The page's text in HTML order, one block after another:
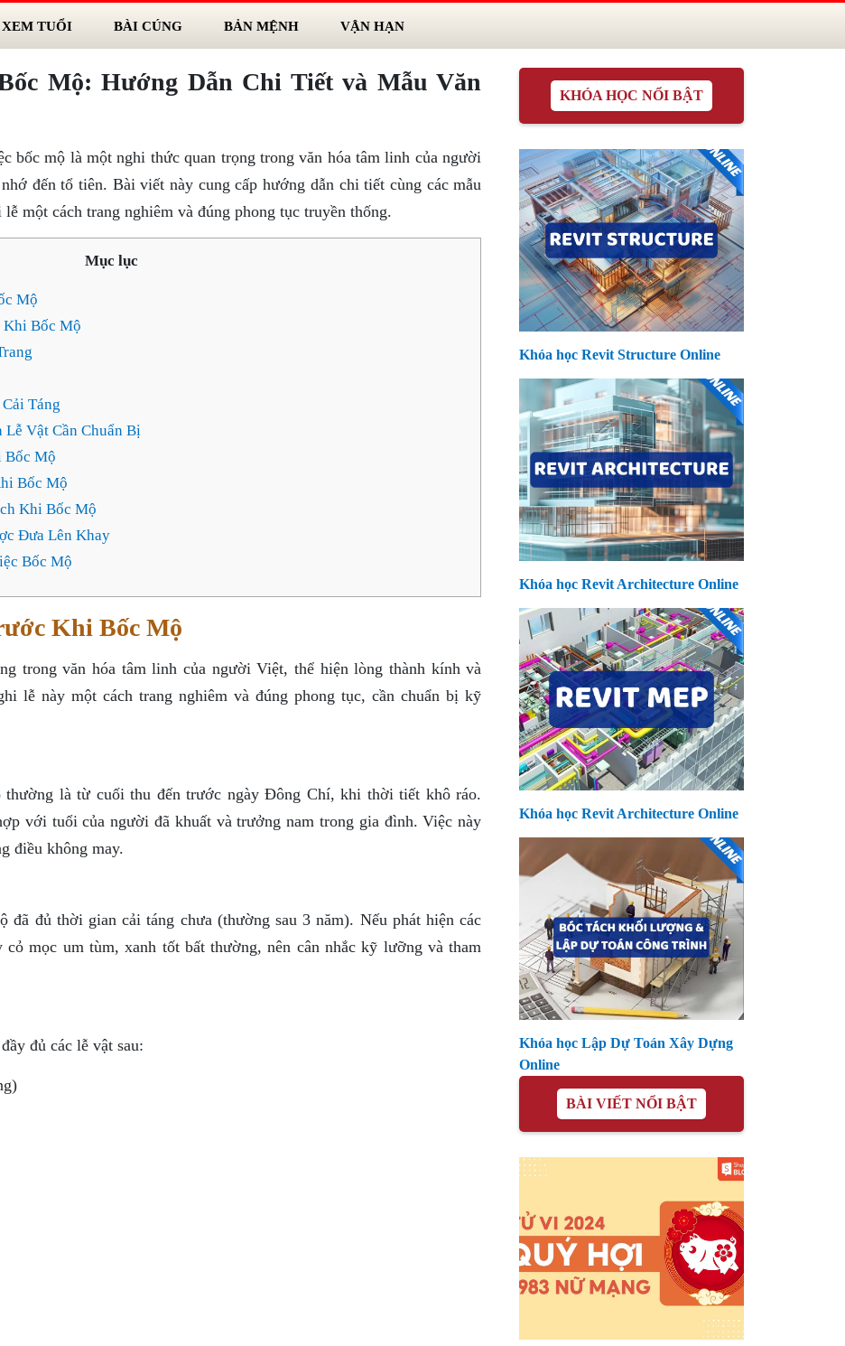
XEM TUỔI BÀI CÚNG BẢN MỆNH VẬN HẠN
Mộ: Hướng Dẫn Chi Tiết và Mẫu Văn
bốc mộ là một nghi thức quan trọng trong văn hóa tâm linh của người
đến tổ tiên. Bài viết này cung cấp hướng dẫn chi tiết cùng các mẫu
một cách trang nghiêm và đúng phong tục truyền thống.
Mục lục
Mộ
Khi Bốc Mộ
Táng
Vật Cần Chuẩn Bị
Bốc Mộ
Bốc Mộ
Khi Bốc Mộ
Đưa Lên Khay
Bốc Mộ
Khi Bốc Mộ
trong văn hóa tâm linh của người Việt, thể hiện lòng thành kính và
lễ này một cách trang nghiêm và đúng phong tục, cần chuẩn bị kỹ
thường là từ cuối thu đến trước ngày Đông Chí, khi thời tiết khô ráo.
với tuổi của người đã khuất và trưởng nam trong gia đình. Việc này
điều không may.
đã đủ thời gian cải táng chưa (thường sau 3 năm). Nếu phát hiện các
mọc um tùm, xanh tốt bất thường, nên cân nhắc kỹ lưỡng và tham
đủ các lễ vật sau:
KHÓA HỌC NỔI BẬT
Khóa học Revit Structure Online
Khóa học Revit Architecture Online
Khóa học Revit Architecture Online
Khóa học Lập Dự Toán Xây Dựng
Online
BÀI VIẾT NỔI BẬT